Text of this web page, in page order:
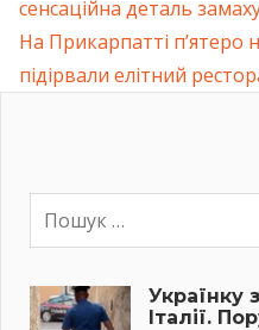
записів
Post:
сенсаційна деталь
Next
Post:
На Прикарпатті п’ятеро
підірвали елітний
Українку
Італії.